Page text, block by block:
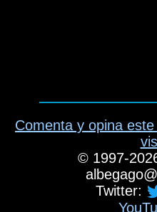
Comenta y opina
©1997-
albegago@
Twitter: